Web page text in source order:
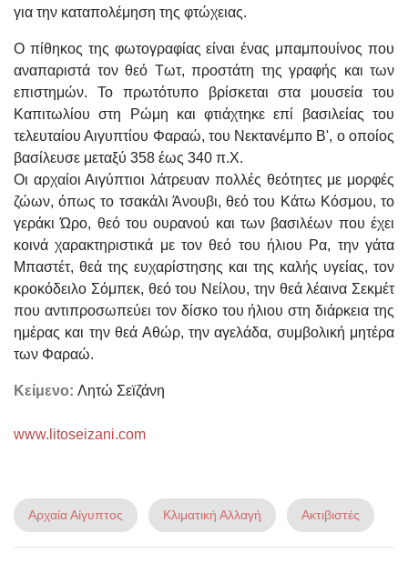
για την καταπολέμηση της φτώχειας.
Ο πίθηκος της φωτογραφίας είναι ένας μπαμπουίνος που
αναπαριστά τον θεό Τωτ, προστάτη της γραφής και των
επιστημών. Το πρωτότυπο βρίσκεται στα μουσεία του
Καπιτωλίου στη Ρώμη και φτιάχτηκε επί βασιλείας του
τελευταίου Αιγυπτίου Φαραώ, του Νεκτανέμπο Β', ο οποίος
βασίλευσε μεταξύ 358 έως 340 π.Χ.
Οι αρχαίοι Αιγύπτιοι λάτρευαν πολλές θεότητες με μορφές
ζώων, όπως το τσακάλι Άνουβι, θεό του Κάτω Κόσμου, το
γεράκι Ώρο, θεό του ουρανού και των βασιλέων που έχει
κοινά χαρακτηριστικά με τον θεό του ήλιου Ρα, την γάτα
Μπαστέτ, θεά της ευχαρίστησης και της καλής υγείας, τον
κροκόδειλο Σόμπεκ, θεό του Νείλου, την θεά λέαινα Σεκμέτ
που αντιπροσωπεύει τον δίσκο του ήλιου στη διάρκεια της
ημέρας και την θεά Αθώρ, την αγελάδα, συμβολική μητέρα
των Φαραώ.
Κείμενο: Λητώ Σεϊζάνη
www.litoseizani.com
Αρχαία Αίγυπτος Κλιματική Αλλαγή Ακτιβιστές